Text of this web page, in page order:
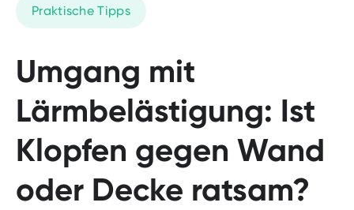
Praktische Tipps
Umgang mit
Lärmbelästigung: Ist
Klopfen gegen Wand
oder Decke ratsam?